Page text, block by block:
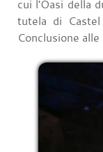
cui l'Oasi della
tutela di
Conclusione